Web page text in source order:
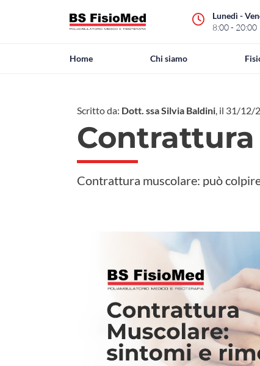
Lunedì -
8:00 - 20:00
Home Chi siamo
Scritto da: Dott. ssa Silvia Baldini, il 31/12/
Contrattura muscolare: può